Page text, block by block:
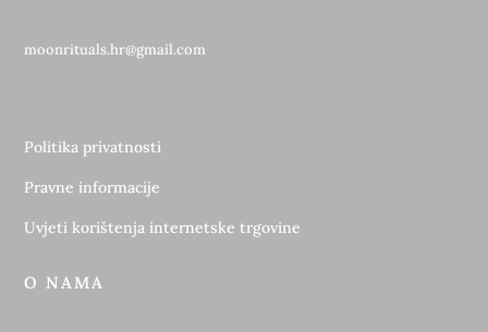
moonrituals.hr@gmail.com
Politika privatnosti
Pravne informacije
Uvjeti korištenja internetske trgovine
O NAMA